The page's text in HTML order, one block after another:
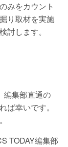
みをカウント
り取材を実施
討します。
編集部直通の
ば幸いです。
TODAY編集部